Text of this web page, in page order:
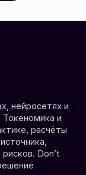
нейросетях и
и
расчёты
Don’t